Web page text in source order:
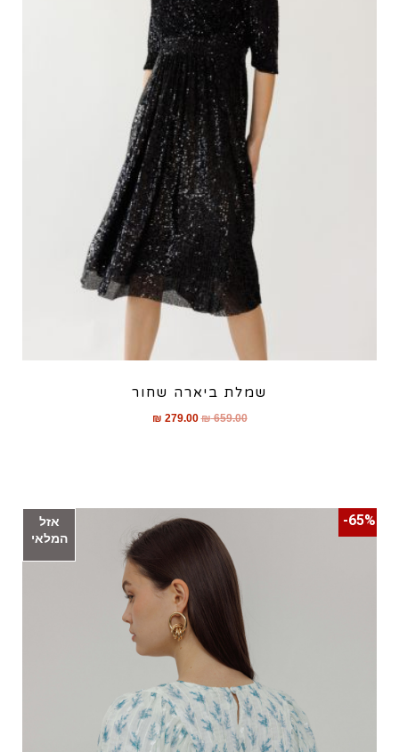
שמלת ביארה שחור
₪659.00
₪ 279.00
אזל
המלאי
65%-